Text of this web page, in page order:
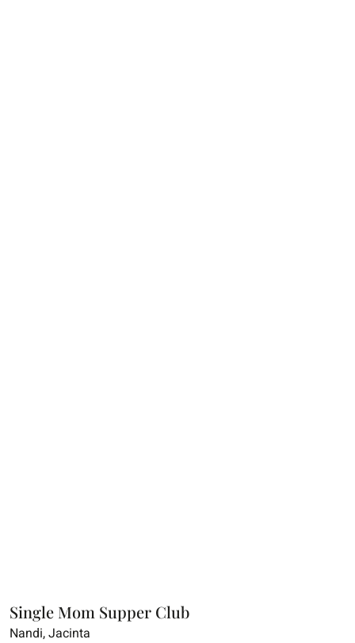
Single Mom Supper Club
Nandi, Jacinta